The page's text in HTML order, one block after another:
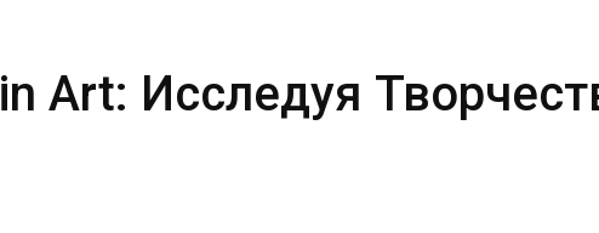
Art: Исследуя